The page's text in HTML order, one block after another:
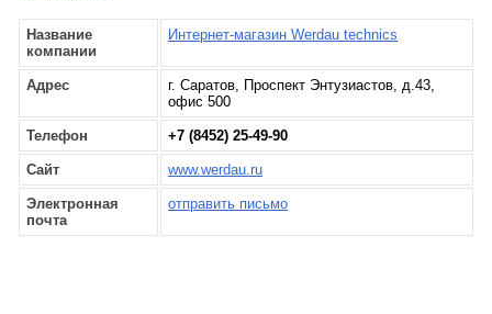
Название
компании
Интернет-магазин Werdau technics
Адрес
г. Саратов, Проспект Энтузиастов, д.43,
офис 500
Телефон +7 (8452) 25-49-90
Сайт www.werdau.ru
Электронная
почта
отправить письмо